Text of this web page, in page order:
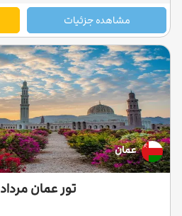
مشاهده جزئیات
عمان
تور عمان مرداد 1405